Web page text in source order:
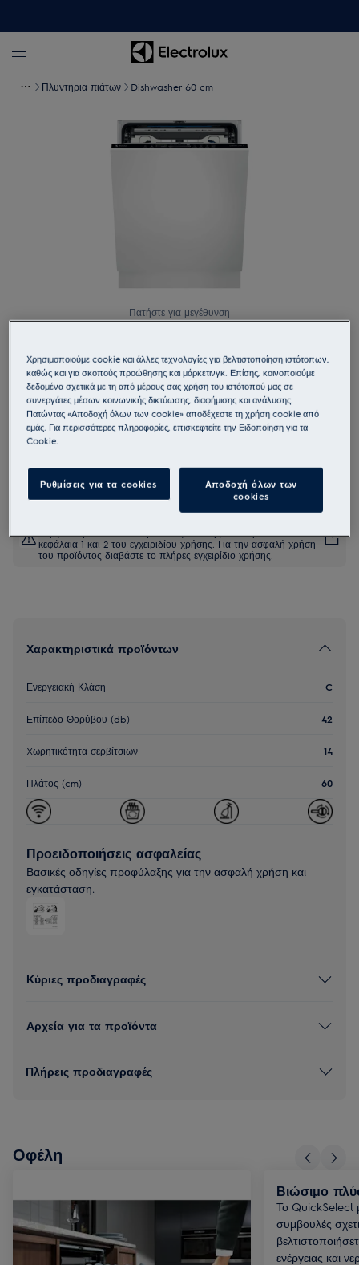
Πλυντήρια πιάτων Dishwasher 60 cm
Πατήστε για μεγέθυνση
EEC87400W
900 ComfortLift Πλυντήριο Πιάτων
60 εκ.
Δελτίο πληροφοριών για το προϊόν
σύμφωνα με τον κανονισμό 2023/988 της ΕΕ παρατίθενται στα
κεφάλαια 1 και 2 του εγχειριδίου χρήσης. Για την ασφαλή χρήση
του προϊόντος διαβάστε το πλήρες εγχειρίδιο χρήσης.
Χαρακτηριστικά προϊόντων
Ενεργειακή Κλάση C
Επίπεδο Θορύβου (db) 42
Xωρητικότητα σερβίτσιων 14
Πλάτος (cm) 60
Προειδοποιήσεις ασφαλείας
Βασικές οδηγίες προφύλαξης για την ασφαλή χρήση και
εγκατάσταση.
Κύριες προδιαγραφές
Αρχεία για τα προϊόντα
Πλήρεις προδιαγραφές
Οφέλη
Βιώσιμο
Το QuickSelect
συμβουλές
ενέργειας και
Χρησιμοποιούμε cookie και άλλες τεχνολογίες για βελτιστοποίηση ιστότοπων,
καθώς και για σκοπούς προώθησης και μάρκετινγκ. Επίσης, κοινοποιούμε
δεδομένα σχετικά με τη από μέρους σας χρήση του ιστότοπού μας σε
συνεργάτες μέσων κοινωνικής δικτύωσης, διαφήμισης και ανάλυσης.
Πατώντας «Αποδοχή όλων των cookie» αποδέχεστε τη χρήση cookie από
εμάς. Για περισσότερες πληροφορίες, επισκεφτείτε την Ειδοποίηση για τα
Cookie.
Ρυθμίσεις για τα cookies
Αποδοχή όλων των
cookies